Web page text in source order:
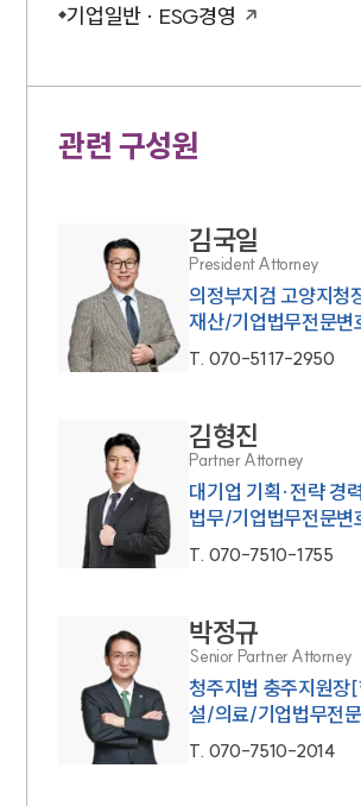
기업일반 · ESG경영
관련 구성원
김국일
President Attorney
의정부지검 고양지청
재산/기업법무전문변
T. 070-5117-2950
김형진
Partner Attorney
대기업 기획·전략 경
법무/기업법무전문변
T. 070-7510-1755
박정규
Senior Partner Attorney
청주지법 충주지원장
설/의료/기업법무전
T. 070-7510-2014